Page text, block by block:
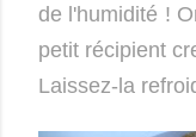
de l'humidité !
petit récipient
Laissez-la